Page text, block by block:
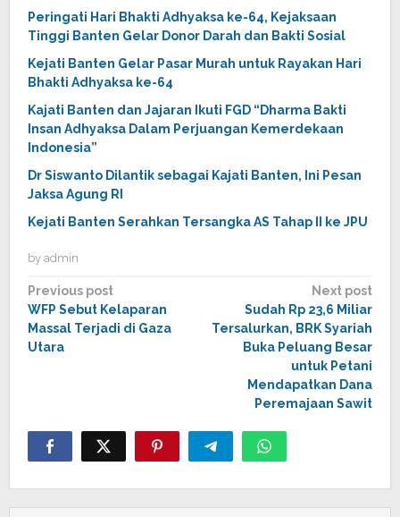
Peringati Hari Bhakti Adhyaksa ke-64, Kejaksaan
Tinggi Banten Gelar Donor Darah dan Bakti Sosial
Kejati Banten Gelar Pasar Murah untuk Rayakan Hari
Bhakti Adhyaksa ke-64
Kajati Banten dan Jajaran Ikuti FGD “Dharma Bakti
Insan Adhyaksa Dalam Perjuangan Kemerdekaan
Indonesia”
Dr Siswanto Dilantik sebagai Kajati Banten, Ini Pesan
Jaksa Agung RI
Kejati Banten Serahkan Tersangka AS Tahap II ke JPU
by admin
Post
navigation
Previous post
WFP Sebut Kelaparan
Massal Terjadi di Gaza
Utara
Next post
Sudah Rp 23,6 Miliar
Tersalurkan, BRK Syariah
Buka Peluang Besar
untuk Petani
Mendapatkan Dana
Peremajaan Sawit